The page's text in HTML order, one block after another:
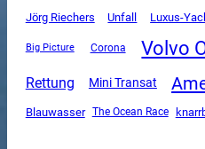
Jörg Riechers Unfall Luxus-
Big Picture Corona Volvo
Rettung Mini Transat
Blauwasser The Ocean Race